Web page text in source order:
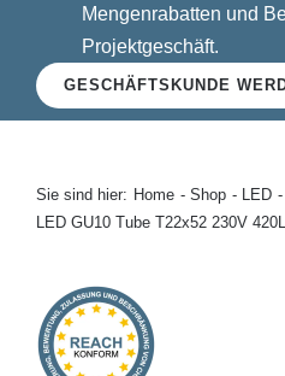
Halogen
Glühlampen
Kontakt
Mengenrabatten und
Projektgeschäft.
GESCHÄFTSKUNDE
Sie sind hier: Home Shop LED
LED GU10 Tube T22x52 230V